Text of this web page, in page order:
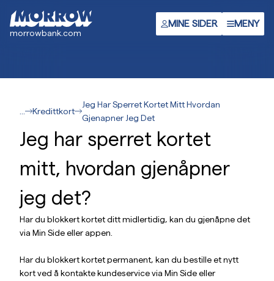
hovedinnhold
morrowbank.com
MINE SIDER MENY
Kredittkort
Jeg Har Sperret Kortet Mitt Hvordan
Gjenapner Jeg Det
Jeg har sperret kortet
mitt, hvordan gjenåpner
jeg det?
Har du blokkert kortet ditt midlertidig, kan du gjenåpne det
via Min Side eller appen.
Har du blokkert kortet permanent, kan du bestille et nytt
kort ved å kontakte kundeservice via Min Side eller